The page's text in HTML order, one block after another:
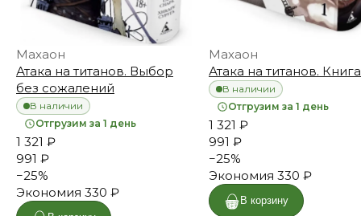
Махаон
Атака на титанов. Выбор
без сожалений
В наличии
Отгрузим за 1 день
1 321 ₽
991 ₽
−25%
Экономия 330 ₽
Махаон
Атака на титанов. Книга
В наличии
Отгрузим за 1 день
1 321 ₽
991 ₽
−25%
Экономия 330 ₽
В корзину